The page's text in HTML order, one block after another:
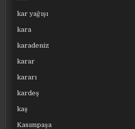
kar yağışı
kara
karadeniz
karar
kararı
kardeş
kaş
Kasımpaşa